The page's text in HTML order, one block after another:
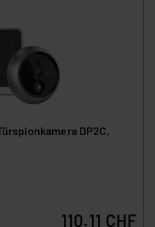
DP2C,
110.11 CHF